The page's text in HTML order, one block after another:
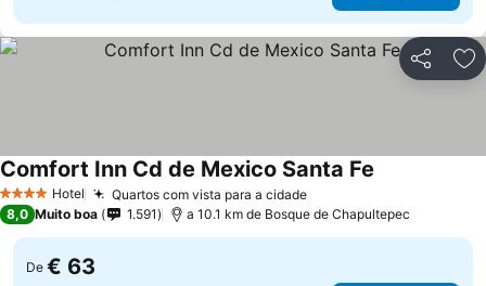
Partilhar
4 EstrelasHotel Quartos com vista para a cidadeVer preços
Comfort Inn Cd de Mexico Santa Fe
8,0 Muito boa 1.591 a 10.1 km de Bosque de Chapultepec
De € 63